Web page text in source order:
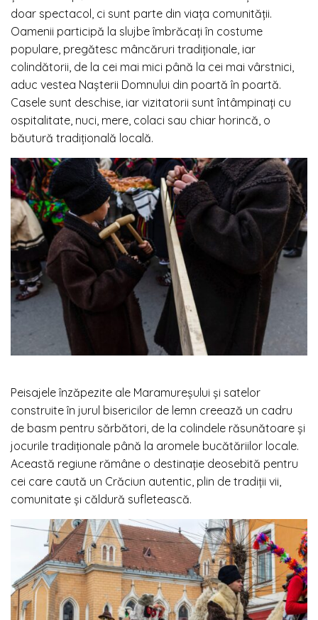
doar spectacol, ci sunt parte din viața comunității.
Oamenii participă la slujbe îmbrăcați în costume
populare, pregătesc mâncăruri tradiționale, iar
colindătorii, de la cei mai mici până la cei mai vârstnici,
aduc vestea Nașterii Domnului din poartă în poartă.
Casele sunt deschise, iar vizitatorii sunt întâmpinați cu
ospitalitate, nuci, mere, colaci sau chiar horincă, o
băutură tradițională locală.
Peisajele înzăpezite ale Maramureșului și satelor
construite în jurul bisericilor de lemn creează un cadru
de basm pentru sărbători, de la colindele răsunătoare și
jocurile tradiționale până la aromele bucătăriilor locale.
Această regiune rămâne o destinație deosebită pentru
cei care caută un Crăciun autentic, plin de tradiții vii,
comunitate și căldură sufletească.